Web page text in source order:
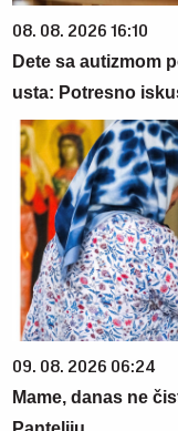
08. 08. 2026 16:10
Dete sa autizmom
usta: Potresno
09. 08. 2026 06:24
Mame, danas ne